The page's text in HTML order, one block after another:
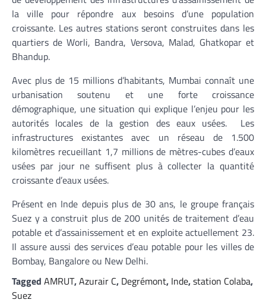
la ville pour répondre aux besoins d’une population
croissante. Les autres stations seront construites dans les
quartiers de Worli, Bandra, Versova, Malad, Ghatkopar et
Bhandup.
Avec plus de 15 millions d’habitants, Mumbai connaît une
urbanisation soutenu et une forte croissance
démographique, une situation qui explique l’enjeu pour les
autorités locales de la gestion des eaux usées. Les
infrastructures existantes avec un réseau de 1.500
kilomètres recueillant 1,7 millions de mètres-cubes d’eaux
usées par jour ne suffisent plus à collecter la quantité
croissante d’eaux usées.
Présent en Inde depuis plus de 30 ans, le groupe français
Suez y a construit plus de 200 unités de traitement d’eau
potable et d’assainissement et en exploite actuellement 23.
Il assure aussi des services d’eau potable pour les villes de
Bombay, Bangalore ou New Delhi.
Tagged AMRUT,Azurair C, Degrémont, Inde,station Colaba,
Suez